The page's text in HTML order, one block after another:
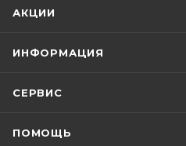
АКЦИИ
ИНФОРМАЦИЯ
СЕРВИС
ПОМОЩЬ